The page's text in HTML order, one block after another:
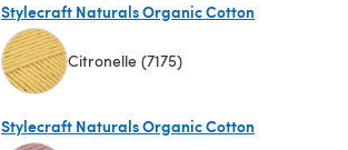
Stylecraft Naturals Organic Cotton
Citronelle (7175)
Stylecraft Naturals Organic Cotton